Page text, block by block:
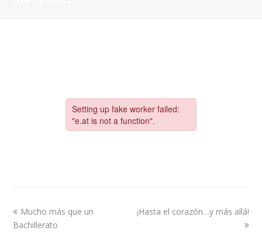
Mucho más que un
Bachillerato
¡Hasta el corazón…y más allá!